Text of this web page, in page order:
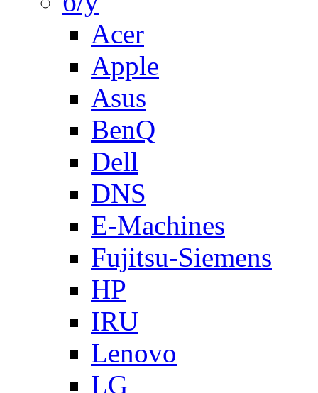
Acer
Apple
Asus
BenQ
Dell
DNS
E-Machines
Fujitsu-Siemens
HP
IRU
Lenovo
LG